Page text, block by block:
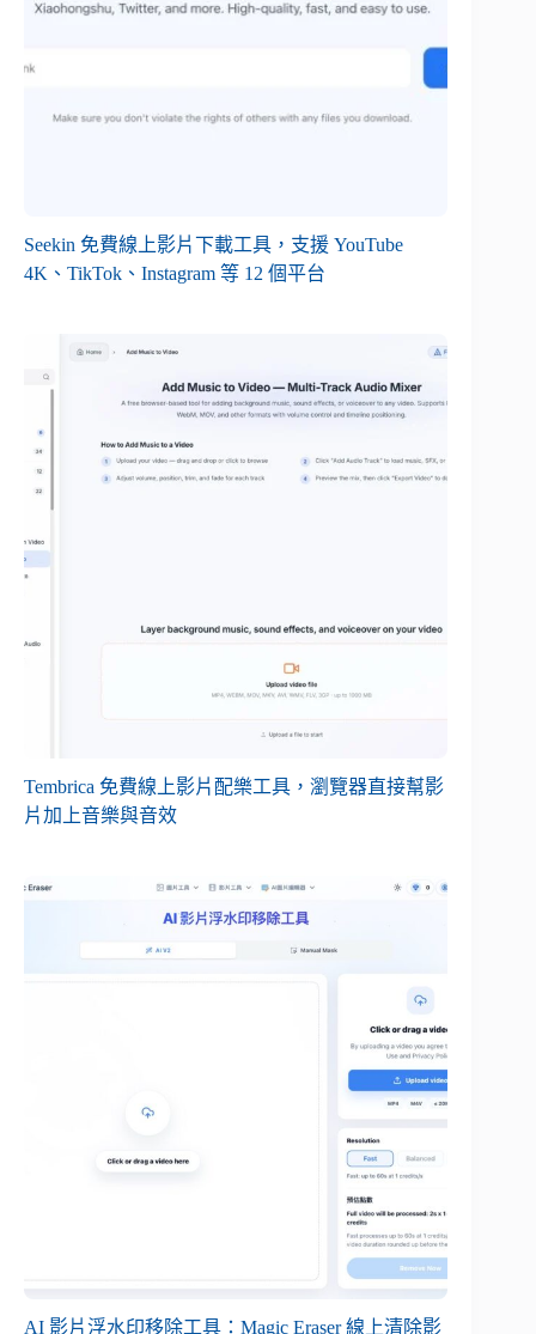
Seekin 免費線上影片下載工具，支援 YouTube
4K、TikTok、Instagram 等 12 個平台
Tembrica 免費線上影片配樂工具，瀏覽器直接幫影
片加上音樂與音效
AI 影片浮水印移除工具：Magic Eraser 線上清除影